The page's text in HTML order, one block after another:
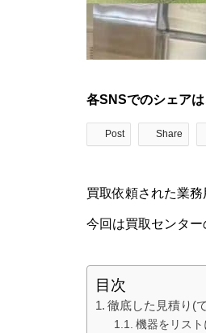
各SNSでのシェア
Post Share
買取依頼された業
今回は買取センター
目次
徹底した見積り(
機器をリスト